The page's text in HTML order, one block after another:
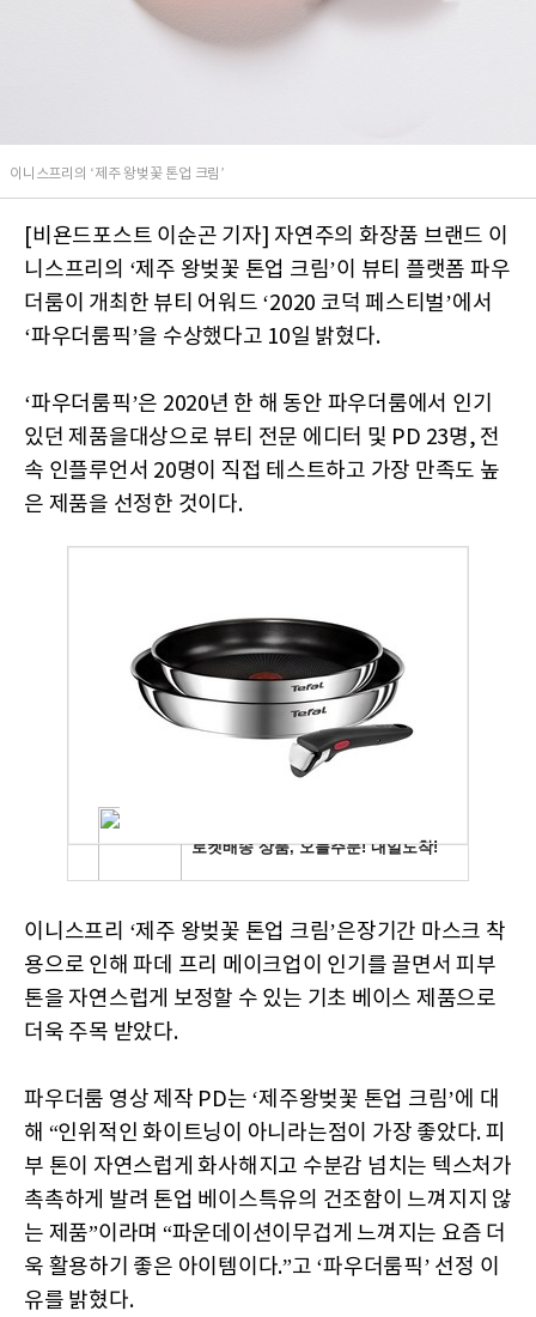
이니스프리의 ‘제주 왕벚꽃 톤업 크림’
[비욘드포스트 이순곤 기자] 자연주의 화장품 브랜드 이
니스프리의 ‘제주 왕벚꽃 톤업 크림’이 뷰티 플랫폼 파우
더룸이 개최한 뷰티 어워드 ‘2020 코덕 페스티벌’에서
‘파우더룸픽’을 수상했다고 10일 밝혔다.
‘파우더룸픽’은 2020년 한 해 동안 파우더룸에서 인기
있던 제품을대상으로 뷰티 전문 에디터 및 PD 23명, 전
속 인플루언서 20명이 직접 테스트하고 가장 만족도 높
은 제품을 선정한 것이다.
이니스프리 ‘제주 왕벚꽃 톤업 크림’은장기간 마스크 착
용으로 인해 파데 프리 메이크업이 인기를 끌면서 피부
톤을 자연스럽게 보정할 수 있는 기초 베이스 제품으로
더욱 주목 받았다.
파우더룸 영상 제작 PD는 ‘제주왕벚꽃 톤업 크림’에 대
해 “인위적인 화이트닝이 아니라는점이 가장 좋았다. 피
부 톤이 자연스럽게 화사해지고 수분감 넘치는 텍스처가
촉촉하게 발려 톤업 베이스특유의 건조함이 느껴지지 않
는 제품”이라며 “파운데이션이무겁게 느껴지는 요즘 더
욱 활용하기 좋은 아이템이다.”고 ‘파우더룸픽’ 선정 이
유를 밝혔다.